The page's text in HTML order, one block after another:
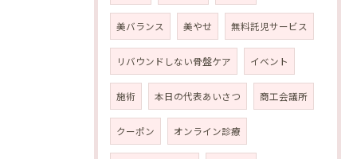
美バランス 美やせ 無料託児サービス
リバウンドしない骨盤ケア イベント
施術 本日の代表あいさつ 商工会議所
クーポン オンライン診療